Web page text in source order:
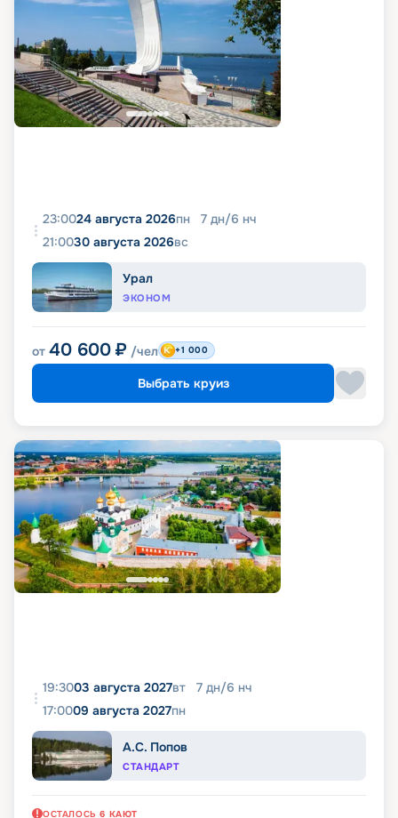
23:0024 августа 2026пн 7 дн/6 нч
21:0030 августа 2026вс
Урал
ЭКОНОМ
от 40 600 ₽ /чел +1 000
Выбрать круиз
19:3003 августа 2027вт 7 дн/6 нч
17:0009 августа 2027пн
А.С. Попов
СТАНДАРТ
ОСТАЛОСЬ 6 КАЮТ